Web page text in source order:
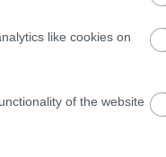
like cookies on
of the website